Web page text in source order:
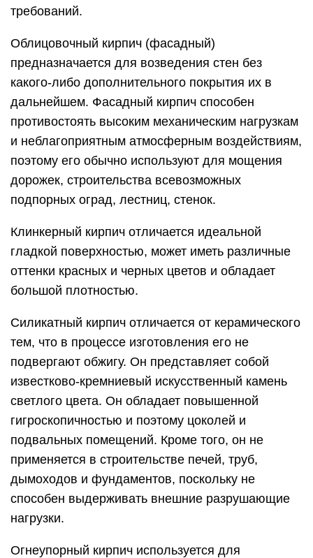
требований.
Облицовочный кирпич (фасадный)
предназначается для возведения стен без
какого-либо дополнительного покрытия их в
дальнейшем. Фасадный кирпич способен
противостоять высоким механическим нагрузкам
и неблагоприятным атмосферным воздействиям,
поэтому его обычно используют для мощения
дорожек, строительства всевозможных
подпорных оград, лестниц, стенок.
Клинкерный кирпич отличается идеальной
гладкой поверхностью, может иметь различные
оттенки красных и черных цветов и обладает
большой плотностью.
Силикатный кирпич отличается от керамического
тем, что в процессе изготовления его не
подвергают обжигу. Он представляет собой
известково-кремниевый искусственный камень
светлого цвета. Он обладает повышенной
гигроскопичностью и поэтому цоколей и
подвальных помещений. Кроме того, он не
применяется в строительстве печей, труб,
дымоходов и фундаментов, поскольку не
способен выдерживать внешние разрушающие
нагрузки.
Огнеупорный кирпич используется для